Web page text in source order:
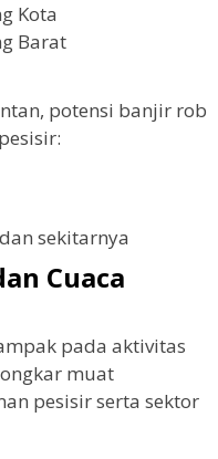
Kota
Barat
potensi banjir rob
sekitarnya
Cuaca
pada aktivitas
muat
pesisir serta sektor